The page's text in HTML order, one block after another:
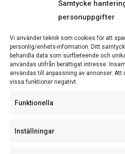
Samtycke
personuppgifter
Vi använder teknik som cookies för att
personlig/enhets-information. Ditt
behandla data som surfbeteende och
användas utifrån berättigat intresse.
användas till anpassning av annonser. Att
vissa funktioner negativt.
Funktionella
Inställningar
Bli en partner
Om oss